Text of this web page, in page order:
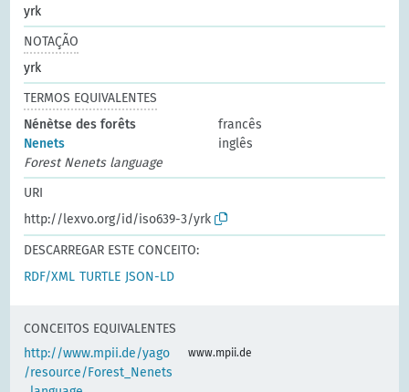
yrk
NOTAÇÃO
yrk
TERMOS EQUIVALENTES
Nénètse des forêts
francês
Nenets
inglês
Forest Nenets language
URI
http://lexvo.org/id/iso639-3/yrk
DESCARREGAR ESTE CONCEITO:
RDF/XML TURTLE JSON-LD
CONCEITOS EQUIVALENTES
http://www.mpii.de/yago
/resource/Forest_Nenets
www.mpii.de